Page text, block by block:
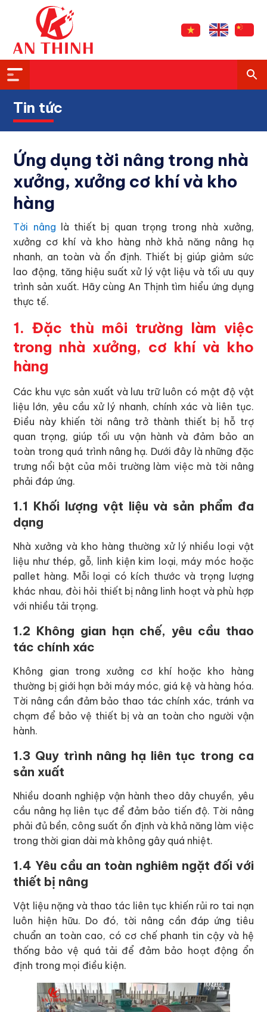
Tin tức
Ứng dụng tời nâng trong nhà
xưởng, xưởng cơ khí và kho
hàng
Tời nâng là thiết bị quan trọng trong nhà xưởng,
xưởng cơ khí và kho hàng nhờ khả năng nâng hạ
nhanh, an toàn và ổn định. Thiết bị giúp giảm sức
lao động, tăng hiệu suất xử lý vật liệu và tối ưu quy
trình sản xuất. Hãy cùng An Thịnh tìm hiểu ứng dụng
thực tế.
1. Đặc thù môi trường làm việc
trong nhà xưởng, cơ khí và kho
hàng
Các khu vực sản xuất và lưu trữ luôn có mật độ vật
liệu lớn, yêu cầu xử lý nhanh, chính xác và liên tục.
Điều này khiến tời nâng trở thành thiết bị hỗ trợ
quan trọng, giúp tối ưu vận hành và đảm bảo an
toàn trong quá trình nâng hạ. Dưới đây là những đặc
trưng nổi bật của môi trường làm việc mà tời nâng
phải đáp ứng.
1.1 Khối lượng vật liệu và sản phẩm đa
dạng
Nhà xưởng và kho hàng thường xử lý nhiều loại vật
liệu như thép, gỗ, linh kiện kim loại, máy móc hoặc
pallet hàng. Mỗi loại có kích thước và trọng lượng
khác nhau, đòi hỏi thiết bị nâng linh hoạt và phù hợp
với nhiều tải trọng.
1.2 Không gian hạn chế, yêu cầu thao
tác chính xác
Không gian trong xưởng cơ khí hoặc kho hàng
thường bị giới hạn bởi máy móc, giá kệ và hàng hóa.
Tời nâng cần đảm bảo thao tác chính xác, tránh va
chạm để bảo vệ thiết bị và an toàn cho người vận
hành.
1.3 Quy trình nâng hạ liên tục trong ca
sản xuất
Nhiều doanh nghiệp vận hành theo dây chuyền, yêu
cầu nâng hạ liên tục để đảm bảo tiến độ. Tời nâng
phải đủ bền, công suất ổn định và khả năng làm việc
trong thời gian dài mà không gây quá nhiệt.
1.4 Yêu cầu an toàn nghiêm ngặt đối với
thiết bị nâng
Vật liệu nặng và thao tác liên tục khiến rủi ro tai nạn
luôn hiện hữu. Do đó, tời nâng cần đáp ứng tiêu
chuẩn an toàn cao, có cơ chế phanh tin cậy và hệ
thống bảo vệ quá tải để đảm bảo hoạt động ổn
định trong mọi điều kiện.